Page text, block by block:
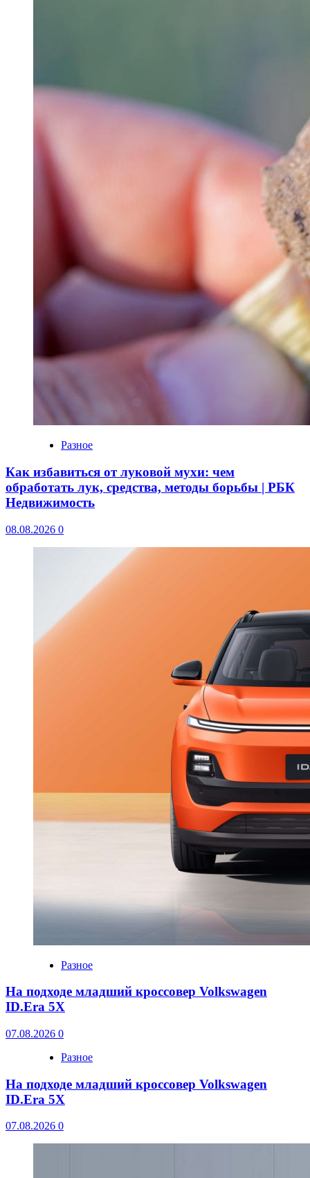
Разное
Как избавиться от луковой мухи: чем
обработать лук, средства, методы борьбы | РБК
Недвижимость
08.08.2026 0
Разное
На подходе младший кроссовер Volkswagen
ID.Era 5X
07.08.2026 0
Разное
На подходе младший кроссовер Volkswagen
ID.Era 5X
07.08.2026 0